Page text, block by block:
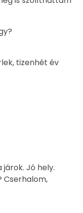
tizenhét év
járok. Jó hely.
Cserhalom,